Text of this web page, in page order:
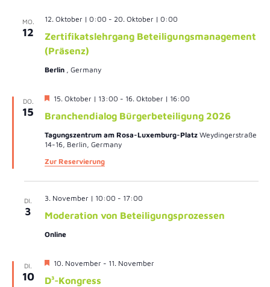
MO.
12
Zertifikatslehrgang Beteiligungsmanagement
(Präsenz)
12. Oktober | 0:00 - 20. Oktober | 0:00
Berlin , Germany
DO.
15 Branchendialog Bürgerbeteiligung 2026
Hervorgehoben
15. Oktober | 13:00 - 16. Oktober | 16:00
Tagungszentrum am Rosa-Luxemburg-Platz Weydingerstraße
14-16, Berlin, Germany
Zur Reservierung
DI.
3 Moderation von Beteiligungsprozessen
3. November | 10:00 - 17:00
Online
DI.
10 D³-Kongress
Hervorgehoben
10. November - 11. November